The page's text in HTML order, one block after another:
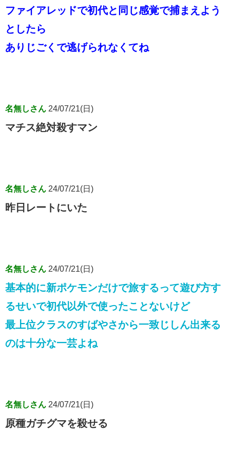
ファイアレッドで初代と同じ感覚で捕まえよう
としたら
ありじごくで逃げられなくてね
名無しさん 24/07/21(日)
マチス絶対殺すマン
名無しさん 24/07/21(日)
昨日レートにいた
名無しさん 24/07/21(日)
基本的に新ポケモンだけで旅するって遊び方す
るせいで初代以外で使ったことないけど
最上位クラスのすばやさから一致じしん出来る
のは十分な一芸よね
名無しさん 24/07/21(日)
原種ガチグマを殺せる